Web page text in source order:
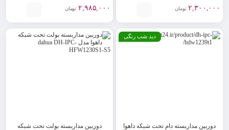
۲,۳۰۰,۰۰۰ تومان ۲,۹۸۵,۰۰۰ تومان
دید شب رنگی
دوربین مداربسته دام تحت شبکه داهوا
دوربین مداربسته بولت تحت شبکه